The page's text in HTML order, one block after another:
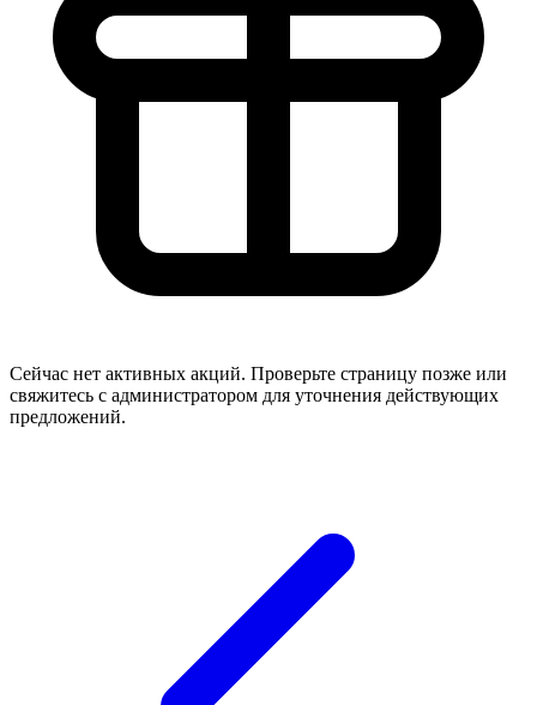
Сейчас нет активных акций. Проверьте страницу позже или
свяжитесь с администратором для уточнения действующих
предложений.